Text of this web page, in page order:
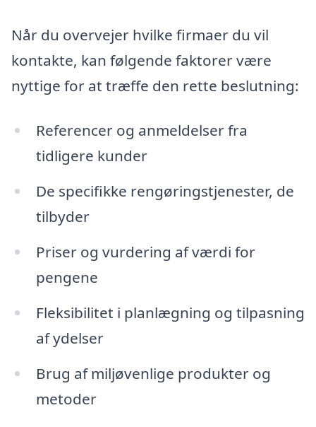
Når du overvejer hvilke firmaer du vil
kontakte, kan følgende faktorer være
nyttige for at træffe den rette beslutning:
Referencer og anmeldelser fra
tidligere kunder
De specifikke rengøringstjenester, de
tilbyder
Priser og vurdering af værdi for
pengene
Fleksibilitet i planlægning og tilpasning
af ydelser
Brug af miljøvenlige produkter og
metoder